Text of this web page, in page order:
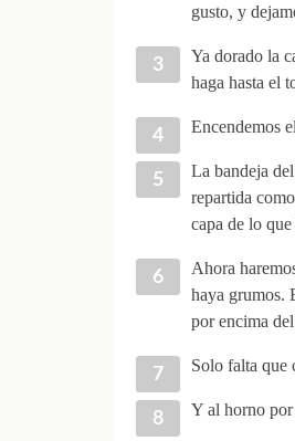
gusto, y
Ya dorado la
haga hasta el
Encendemos
La bandeja
repartida
capa de lo
Ahora
haya grumos.
por encima
Solo falta que
Y al horno por